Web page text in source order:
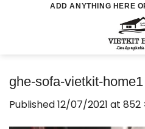
ADD ANYTHING HERE
ghe-sofa-vietkit-home1
Published12/07/2021 at 852